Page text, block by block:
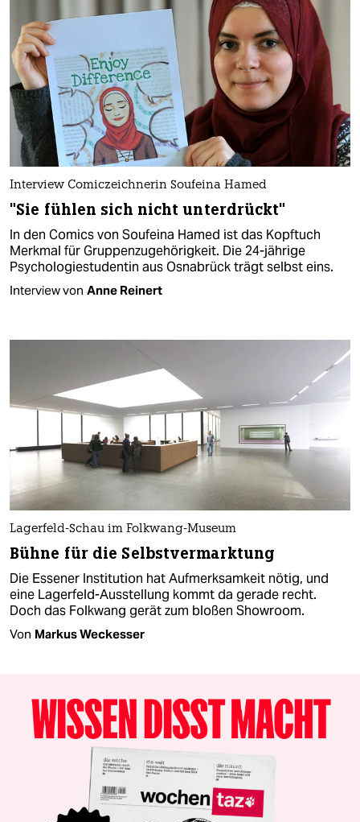
Interview Comiczeichnerin Soufeina Hamed
"Sie fühlen sich nicht unterdrückt"
In den Comics von Soufeina Hamed ist das Kopftuch
Merkmal für Gruppenzugehörigkeit. Die 24-jährige
Psychologiestudentin aus Osnabrück trägt selbst eins.
Interview von Anne Reinert
Lagerfeld-Schau im Folkwang-Museum
Bühne für die Selbstvermarktung
Die Essener Institution hat Aufmerksamkeit nötig, und
eine Lagerfeld-Ausstellung kommt da gerade recht.
Doch das Folkwang gerät zum bloßen Showroom.
Von Markus Weckesser